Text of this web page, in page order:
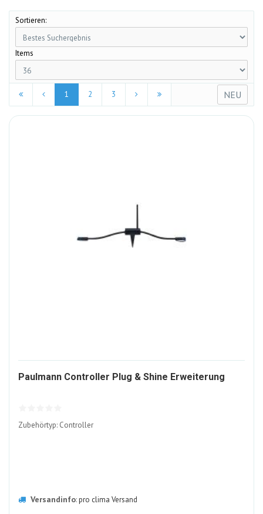
Sortieren:
Items
NEU
1 2 3
Paulmann Controller Plug & Shine Erweiterung
Zubehörtyp: Controller
Versandinfo:pro clima Versand